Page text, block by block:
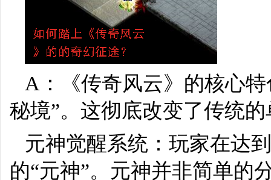
A：《传奇风云》的核心
秘境”。这彻底改变了传统
元神觉醒系统：玩家在达
的“元神”。元神并非简单的